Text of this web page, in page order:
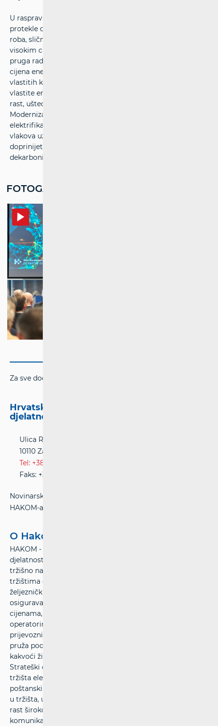
U raspravi je istaknuto da je na europskom tržištu u
protekle dvije godine došlo do značajnog pada prijevoza
roba, slično kao i Hrvatskoj, uzrokovano ponajprije
visokim cijenama energenata te čestim zatvaranjima
pruga radi održavanja i modernizacije. Vezano na kretanje
cijena energenata, spomenuta je i mogućnost instaliranja
vlastitih kapaciteta za samoopskrbu, odnosno korištenje
vlastite energije za poduzetnike i tu se očekuje prostor za
rast, uštede i otpornost na rast cijena pogonskih goriva.
Modernizacija prometa napuštanjem dizela, daljnjom
elektrifikacijom te korištenjem potencijala baterijskih
vlakova uz uporabu vodika kao alternative, trebala bi
doprinijeti energetskoj cjenovnoj izvjesnost,
dekarbonizaciji okoliša te ojačati zelenu tranziciju.
FOTOGALERIJA
Za sve dodatne informacije molimo kontaktirajte:
Hrvatska regulatorna agencija za mrežne
djelatnosti (HAKOM)
Ulica Roberta Frangeša-Mihanovića 9
10110 Zagreb
Tel: +385(0)1 700 70 07
Faks: +385(0)1 700 70 70
Novinarski upiti postavljaju se na službenoj web stranici
HAKOM-a na adresi:
O Hakom-u
HAKOM - Hrvatska regulatorna agencija za mrežne
djelatnosti – osigurava pretpostavke za ravnopravno
tržišno natjecanje, stabilan rast i prostor za inovacije na
tržištima elektroničkih komunikacija te poštanskih i
željezničkih usluga. HAKOM štiti interese korisnika i
osigurava mogućnost izbora usluga po prihvatljivim
cijenama, određuje održive konkurentne uvjete
operatorima, davateljima poštanskih usluga i željezničkim
prijevoznicima uz pravedne uvjete za povrat ulaganja te
pruža podršku ekonomskom rastu, javnim uslugama i
kakvoći života u RH primjenom suvremenih tehnologija.
Strateški ciljevi HAKOM-a su unaprjeđenje regulacije
tržišta elektroničkih komunikacija te željezničkih i
poštanskih usluga, podržavanje rasta ulaganja i inovacija
u tržišta, učinkovita uporaba ograničenih resursa, ubrzani
rast širokopojasnih usluga, velika ponude
komunikacijskih, željezničkih i poštanskih usluga, zaštita i